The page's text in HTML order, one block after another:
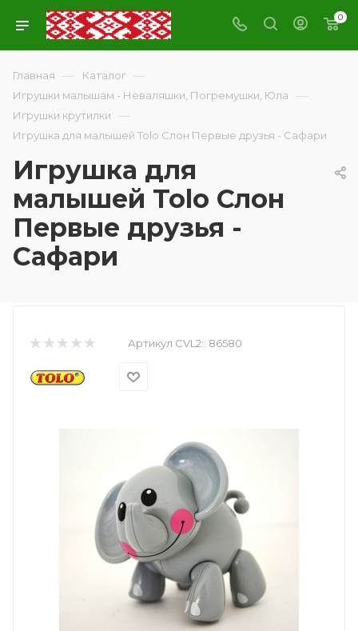
0
Главная — Каталог —
Игрушки малышам - Неваляшки, Погремушки, Юла —
Игрушки крутилки —
Игрушка для малышей Tolo Слон Первые друзья - Сафари
Игрушка для
малышей Tolo Слон
Первые друзья -
Сафари
Артикул CVL2:: 86580